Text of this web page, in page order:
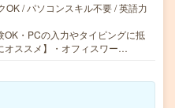
OK / パソコンスキル不要 / 英語力
OK・PCの入力やタイピングに抵
オススメ】・オフィスワー…